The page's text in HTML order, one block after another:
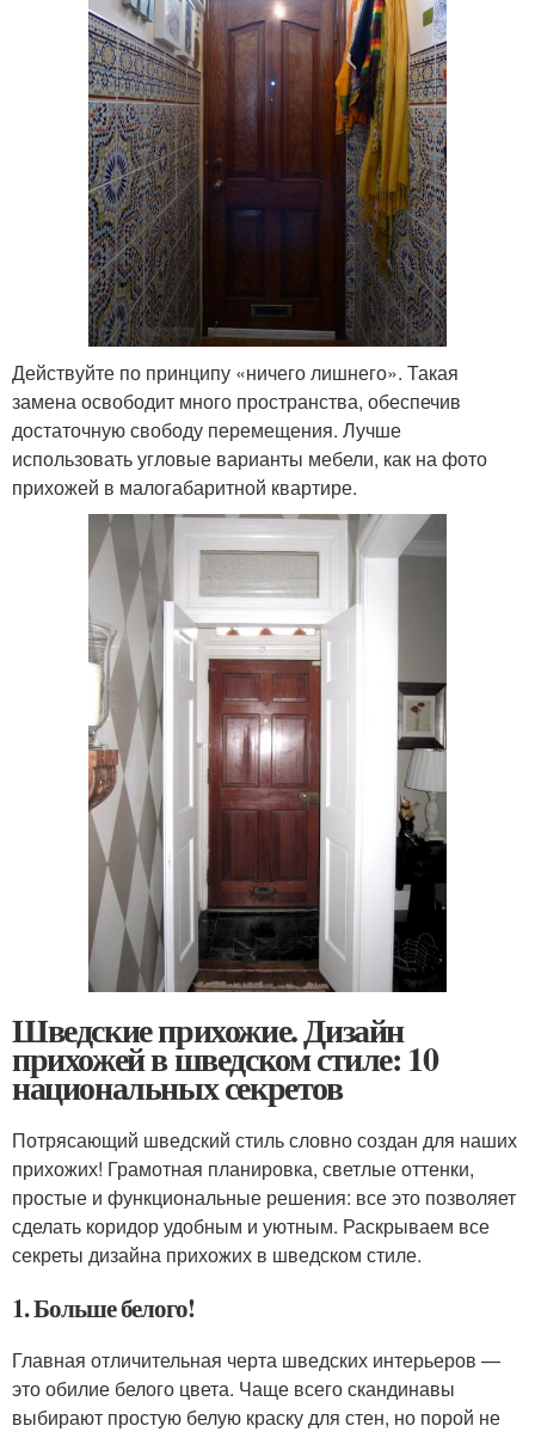
Действуйте по принципу «ничего лишнего». Такая
замена освободит много пространства, обеспечив
достаточную свободу перемещения. Лучше
использовать угловые варианты мебели, как на фото
прихожей в малогабаритной квартире.
Шведские прихожие. Дизайн
прихожей в шведском стиле: 10
национальных секретов
Потрясающий шведский стиль словно создан для наших
прихожих! Грамотная планировка, светлые оттенки,
простые и функциональные решения: все это позволяет
сделать коридор удобным и уютным. Раскрываем все
секреты дизайна прихожих в шведском стиле.
1. Больше белого!
Главная отличительная черта шведских интерьеров —
это обилие белого цвета. Чаще всего скандинавы
выбирают простую белую краску для стен, но порой не